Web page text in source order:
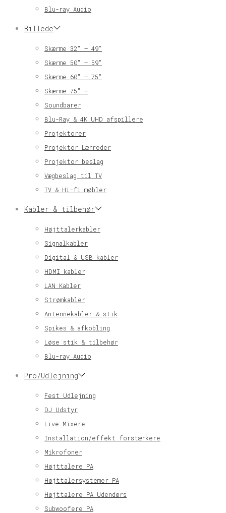
Blu-ray Audio
Billede
Skærme 32″ – 49″
Skærme 50″ – 59″
Skærme 60″ – 75″
Skærme 75″ +
Soundbarer
Blu-Ray & 4K UHD afspillere
Projektorer
Projektor Lærreder
Projektor beslag
Vægbeslag til TV
TV & Hi-fi møbler
Kabler & tilbehør
Højttalerkabler
Signalkabler
Digital & USB kabler
HDMI kabler
LAN Kabler
Strømkabler
Antennekabler & stik
Spikes & afkobling
Løse stik & tilbehør
Blu-ray Audio
Pro/Udlejning
Fest Udlejning
DJ Udstyr
Live Mixere
Installation/effekt forstærkere
Mikrofoner
Højttalere PA
Højttalersystemer PA
Højttalere PA Udendørs
Subwoofere PA